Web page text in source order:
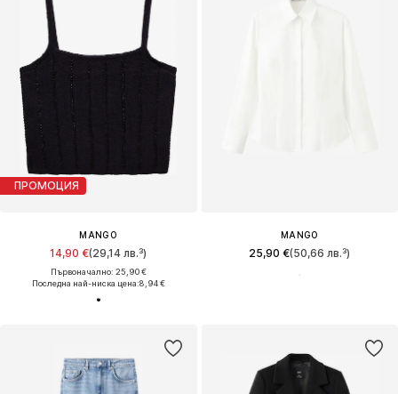
ПРОМОЦИЯ
MANGO
14,90 €(29,14 лв.³)
Първоначално: 25,90 €
Последна най-ниска цена:8,94 €
MANGO
25,90 €(50,66 лв.³)